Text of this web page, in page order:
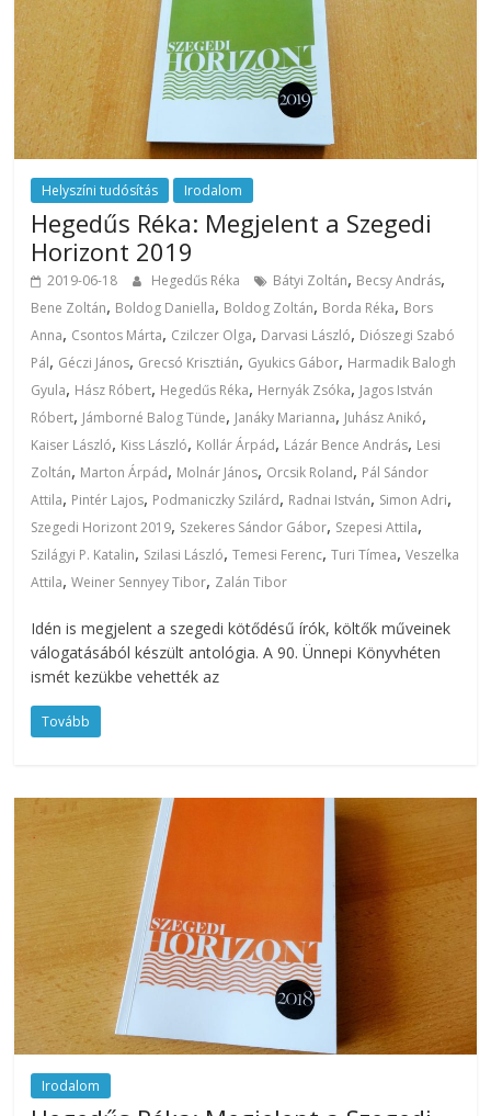
Helyszíni tudósítás Irodalom
Hegedűs Réka: Megjelent a Szegedi
Horizont 2019
2019-06-18 Hegedűs Réka Bátyi Zoltán, Becsy András,
Bene Zoltán, Boldog Daniella, Boldog Zoltán, Borda Réka, Bors
Anna, Csontos Márta, Czilczer Olga, Darvasi László, Diószegi Szabó
Pál, Géczi János, Grecsó Krisztián, Gyukics Gábor, Harmadik Balogh
Gyula, Hász Róbert, Hegedűs Réka, Hernyák Zsóka, Jagos István
Róbert, Jámborné Balog Tünde, Janáky Marianna, Juhász Anikó,
Kaiser László, Kiss László, Kollár Árpád, Lázár Bence András, Lesi
Zoltán, Marton Árpád, Molnár János, Orcsik Roland, Pál Sándor
Attila, Pintér Lajos, Podmaniczky Szilárd, Radnai István, Simon Adri,
Szegedi Horizont 2019, Szekeres Sándor Gábor, Szepesi Attila,
Szilágyi P. Katalin, Szilasi László,Temesi Ferenc,Turi Tímea,Veszelka
Attila,Weiner Sennyey Tibor, Zalán Tibor
Idén is megjelent a szegedi kötődésű írók, költők műveinek
válogatásából készült antológia. A 90. Ünnepi Könyvhéten
ismét kezükbe vehették az
Tovább
Irodalom